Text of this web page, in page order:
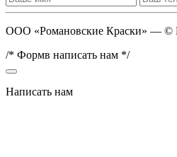
ООО «Романовские Краски» — ©
/* Формв написать нам */
Написать нам